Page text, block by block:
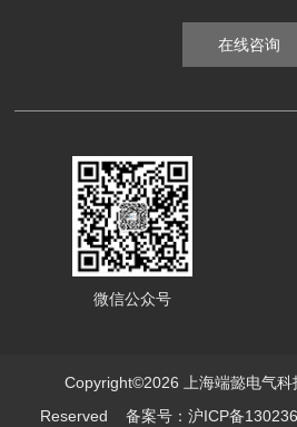
在线咨询
微信公众号
Copyright©2026 上海端懿电气科
Reserved备案号：沪ICP备